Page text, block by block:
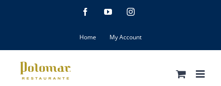
FacebookYouTubeInstagram
Home My Account